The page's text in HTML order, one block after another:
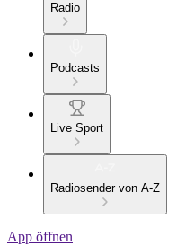
Radio
Podcasts
Live Sport
Radiosender von A-Z
App öffnen